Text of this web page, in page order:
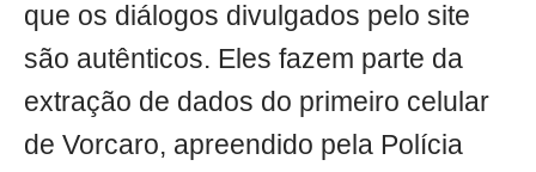
que os diálogos divulgados pelo site
são autênticos. Eles fazem parte da
extração de dados do primeiro celular
de Vorcaro, apreendido pela Polícia